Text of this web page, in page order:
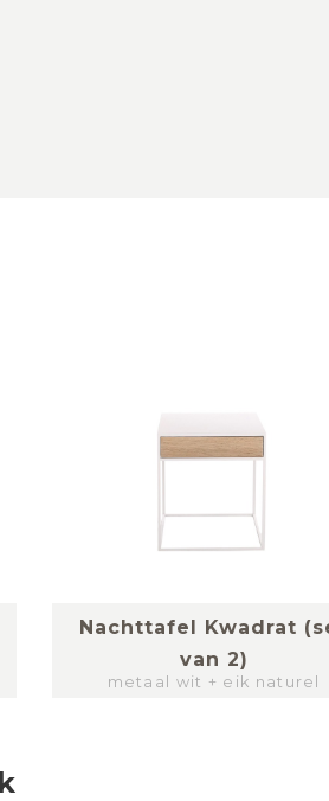
Nachttafel Kwadrat
van 2)
metaal wit + eik naturel